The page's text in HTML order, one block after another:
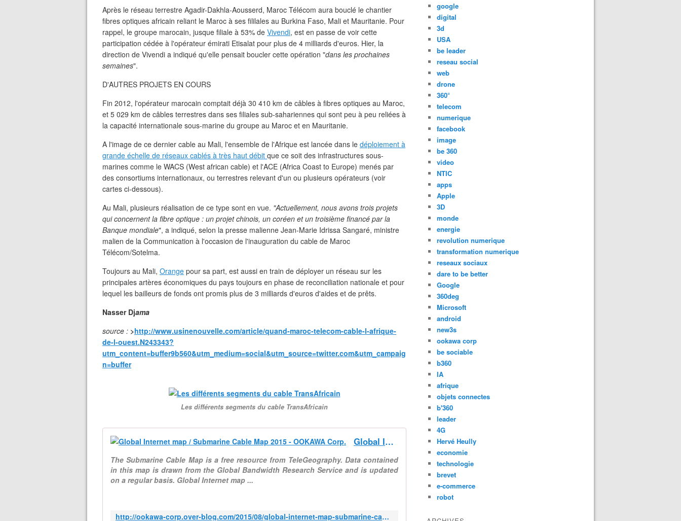
Après le réseau terrestre Agadir-Dakhla-Aousserd, Maroc Télécom aura bouclé le chantier
fibres optiques africain reliant le Maroc à ses fililales au Burkina Faso, Mali et Mauritanie. Pour
rappel, le groupe marocain, jusque filiale à 53% de Vivendi, est en passe de voir cette
participation cédée à l'opérateur émirati Etisalat pour plus de 4 milliards d'euros. Hier, la
direction de Vivendi a indiqué qu'elle pensait boucler cette opération "dans les prochaines
semaines".
D'AUTRES PROJETS EN COURS
Fin 2012, l'opérateur marocain comptait déjà 30 410 km de câbles à fibres optiques au Maroc,
et 5 029 km de câbles terrestres dans ses filiales sub-sahariennes qui sont peu à peu reliées à
la capacité internationale sous-marine du groupe au Maroc et en Mauritanie.
A l'image de ce dernier cable au Mali, l'ensemble de l'Afrique est lancée dans le déploiement à
grande échelle de réseaux cablés à très haut débit que ce soit des infrastructures sous-
marines comme le WACS (West african cable) et l'ACE (Africa Coast to Europe) menés par
des consortiums internationaux, ou terrestres relevant d'un ou plusieurs opérateurs (voir
cartes ci-dessous).
Au Mali, plusieurs réalisation de ce type sont en vue. "Actuellement, nous avons trois projets
qui concernent la fibre optique : un projet chinois, un coréen et un troisième financé par la
Banque mondiale", a indiqué, selon la presse malienne Jean-Marie Idrissa Sangaré, ministre
malien de la Communication à l'occasion de l'inauguration du cable de Maroc
Télécom/Sotelma.
Toujours au Mali, Orange pour sa part, est aussi en train de déployer un réseau sur les
principales artères économiques du pays toujours en phase de reconciliation nationale et pour
lequel les bailleurs de fonds ont promis plus de 3 milliards d'euros d'aides et de prêts.
Nasser Djama
source : >http://www.usinenouvelle.com/article/quand-maroc-telecom-cable-l-afrique-
de-l-ouest.N243343?
utm_content=buffer9b560&utm_medium=social&utm_source=twitter.com&utm_campaig
n=buffer
Les différents segments du cable TransAfricain
Global Internet map / Submarine Cable Map 2015 - OOKAWA Corp.
The Submarine Cable Map is a free resource from TeleGeography. Data contained
in this map is drawn from the Global Bandwidth Research Service and is updated
on a regular basis. Global Internet map ...
http://ookawa-corp.over-blog.com/2015/08/global-internet-map-submarine-cable-map-2015.html
google
digital
3d
USA
be leader
reseau social
web
drone
360°
telecom
numerique
facebook
image
be 360
video
NTIC
apps
Apple
3D
monde
energie
revolution numerique
transformation numerique
reseaux sociaux
dare to be better
Google
360deg
Microsoft
android
new3s
ookawa corp
be sociable
b360
IA
afrique
objets connectes
b'360
leader
4G
Hervé Heully
economie
technologie
brevet
e-commerce
robot